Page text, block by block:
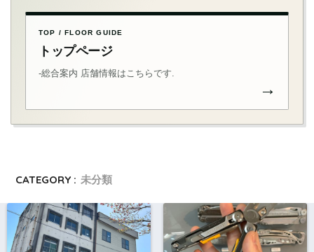
TOP / FLOOR GUIDE
トップページ
-総合案内 店舗情報はこちらです.
→
CATEGORY : 未分類